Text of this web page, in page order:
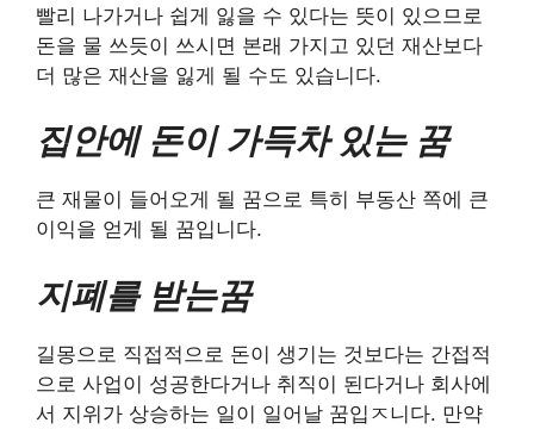
빨리 나가거나 쉽게 잃을 수 있다는 뜻이 있으므로
돈을 물 쓰듯이 쓰시면 본래 가지고 있던 재산보다
더 많은 재산을 잃게 될 수도 있습니다.
집안에 돈이 가득차 있는 꿈
큰 재물이 들어오게 될 꿈으로 특히 부동산 쪽에 큰
이익을 얻게 될 꿈입니다.
지폐를 받는꿈
길몽으로 직접적으로 돈이 생기는 것보다는 간접적
으로 사업이 성공한다거나 취직이 된다거나 회사에
서 지위가 상승하는 일이 일어날 꿈입ㅈ니다. 만약